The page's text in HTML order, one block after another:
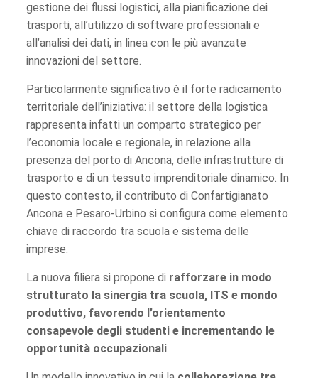
gestione dei flussi logistici, alla pianificazione dei
trasporti, all’utilizzo di software professionali e
all’analisi dei dati, in linea con le più avanzate
innovazioni del settore.
Particolarmente significativo è il forte radicamento
territoriale dell’iniziativa: il settore della logistica
rappresenta infatti un comparto strategico per
l’economia locale e regionale, in relazione alla
presenza del porto di Ancona, delle infrastrutture di
trasporto e di un tessuto imprenditoriale dinamico. In
questo contesto, il contributo di Confartigianato
Ancona e Pesaro-Urbino si configura come elemento
chiave di raccordo tra scuola e sistema delle
imprese.
La nuova filiera si propone di rafforzare in modo
strutturato la sinergia tra scuola, ITS e mondo
produttivo, favorendo l’orientamento
consapevole degli studenti e incrementando le
opportunità occupazionali.